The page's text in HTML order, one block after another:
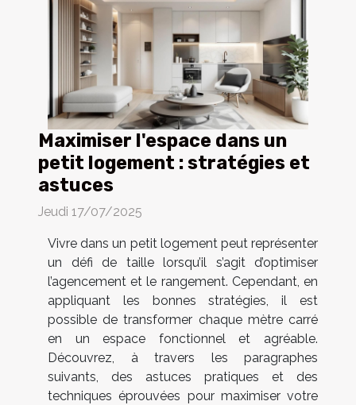
Maximiser l'espace dans un
petit logement : stratégies et
astuces
Jeudi 17/07/2025
Vivre dans un petit logement peut représenter
un défi de taille lorsqu’il s’agit d’optimiser
l’agencement et le rangement. Cependant, en
appliquant les bonnes stratégies, il est
possible de transformer chaque mètre carré
en un espace fonctionnel et agréable.
Découvrez, à travers les paragraphes
suivants, des astuces pratiques et des
techniques éprouvées pour maximiser votre